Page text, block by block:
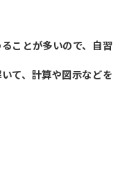
ことが多いので、自習
て、計算や図示などを